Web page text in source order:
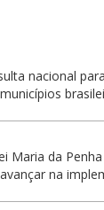
nacional
Maria da
na